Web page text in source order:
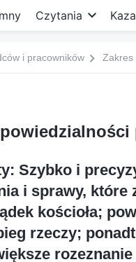
Czytania
i pracowników Zakres
Szybko i
i sprawy, które
kościoła;
rzeczy;